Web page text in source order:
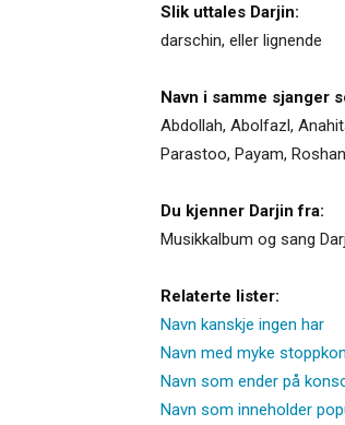
Slik uttales Darjin:
darschin, eller lignende
Navn i samme sjanger
Abdollah, Abolfazl,
Parastoo, Payam, Roshan
Du kjenner Darjin fra:
Musikkalbum og sang
Relaterte lister:
Navn kanskje ingen har
Navn med myke
Navn som ender på
Navn som inneholder